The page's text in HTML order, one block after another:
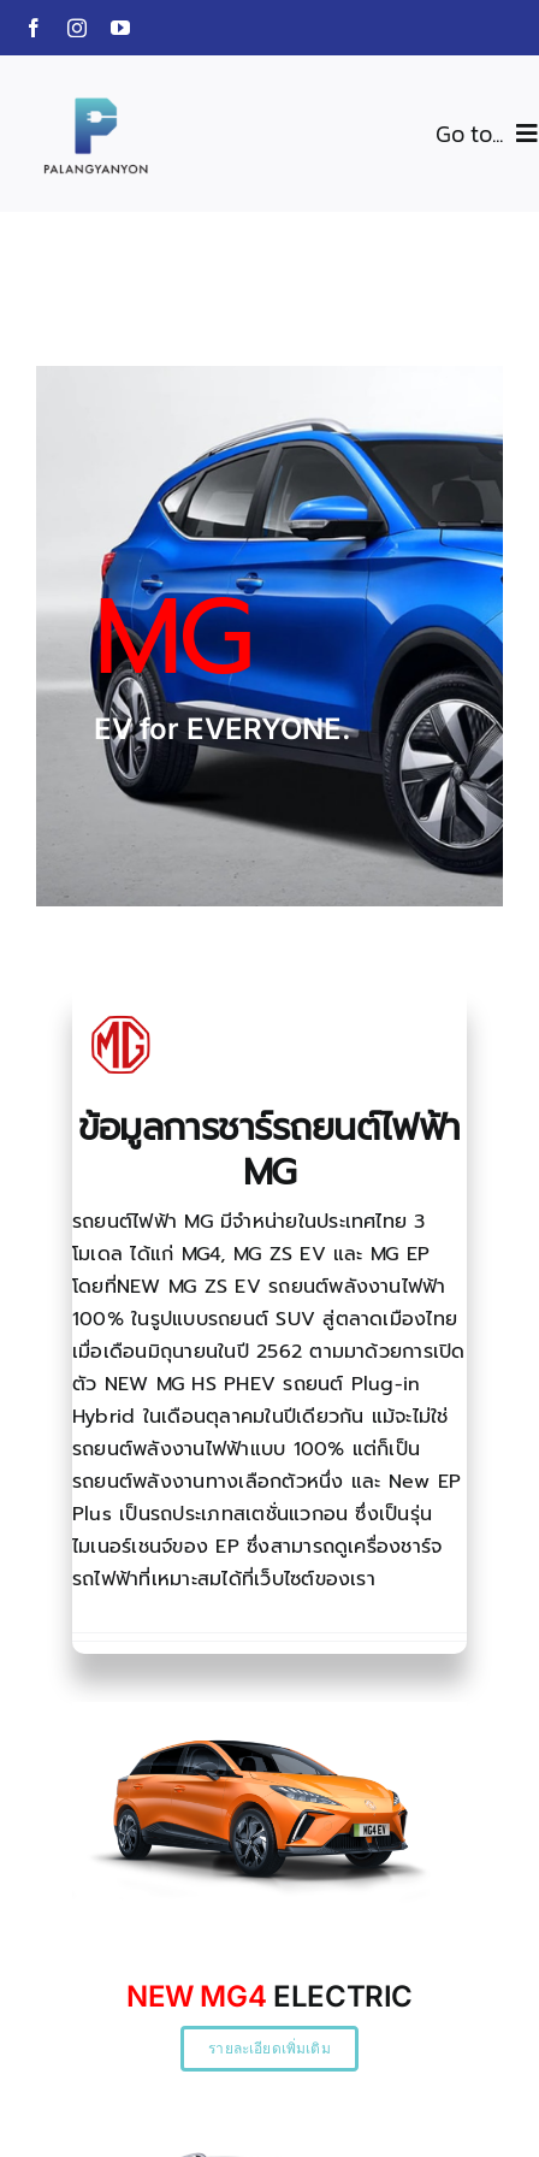
Skip
Go to...
บทความน่ารู้
ติดต่อเราMG
EV for EVERYONE.
ข้อมูลการชาร์รถยนต์ไฟฟ้า
MG
รถยนต์ไฟฟ้า MG มีจำหน่ายในประเทศไทย 3
โมเดล ได้แก่ MG4, MG ZS EV และ MG EP
โดยที่NEW MG ZS EV รถยนต์พลังงานไฟฟ้า
100% ในรูปแบบรถยนต์ SUV สู่ตลาดเมืองไทย
เมื่อเดือนมิถุนายนในปี 2562 ตามมาด้วยการเปิด
ตัว NEW MG HS PHEV รถยนต์ Plug-in
Hybrid ในเดือนตุลาคมในปีเดียวกัน แม้จะไม่ใช่
รถยนต์พลังงานไฟฟ้าแบบ 100% แต่ก็เป็น
รถยนต์พลังงานทางเลือกตัวหนึ่ง และ New EP
Plus เป็นรถประเภทสเตชั่นแวกอน ซึ่งเป็นรุ่น
ไมเนอร์เชนจ์ของ EP ซึ่งสามารถดูเครื่องชาร์จ
รถไฟฟ้าที่เหมาะสมได้ที่เว็บไซต์ของเรา
NEW MG4 ELECTRIC
รายละเอียดเพิ่มเติม